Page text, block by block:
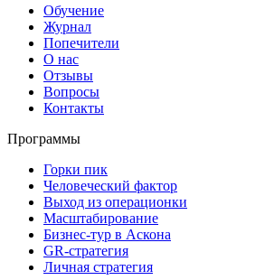
Обучение
Журнал
Попечители
О нас
Отзывы
Вопросы
Контакты
Программы
Горки пик
Человеческий фактор
Выход из операционки
Масштабирование
Бизнес-тур в Аскона
GR-стратегия
Личная стратегия